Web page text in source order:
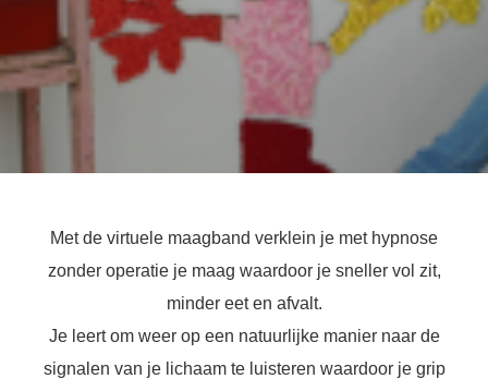
Met de virtuele maagband verklein je met hypnose
zonder operatie je maag waardoor je sneller vol zit,
minder eet en afvalt.
Je leert om weer op een natuurlijke manier naar de
signalen van je lichaam te luisteren waardoor je grip